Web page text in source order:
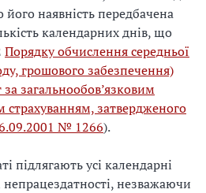
наявність передбачена
календарних днів, що
Порядку обчислення середньої
грошового забезпечення)
загальнообов’язковим
затвердженого
№ 1266).
підлягають усі календарні
незважаючи